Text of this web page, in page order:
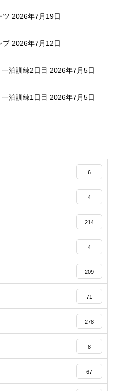
ツ 2026年7月19日
プ 2026年7月12日
泊訓練2日目 2026年7月5日
泊訓練1日目 2026年7月5日
6
4
214
4
209
71
278
8
67